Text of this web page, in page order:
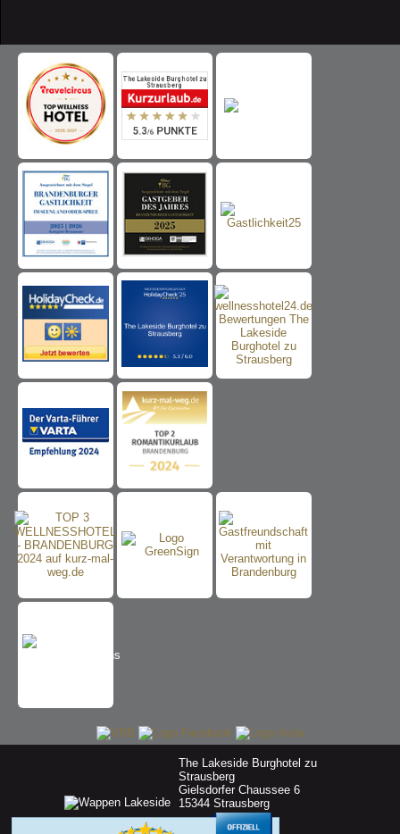
The Lakeside Burghotel zu
Strausberg
Gielsdorfer Chaussee 6
15344 Strausberg